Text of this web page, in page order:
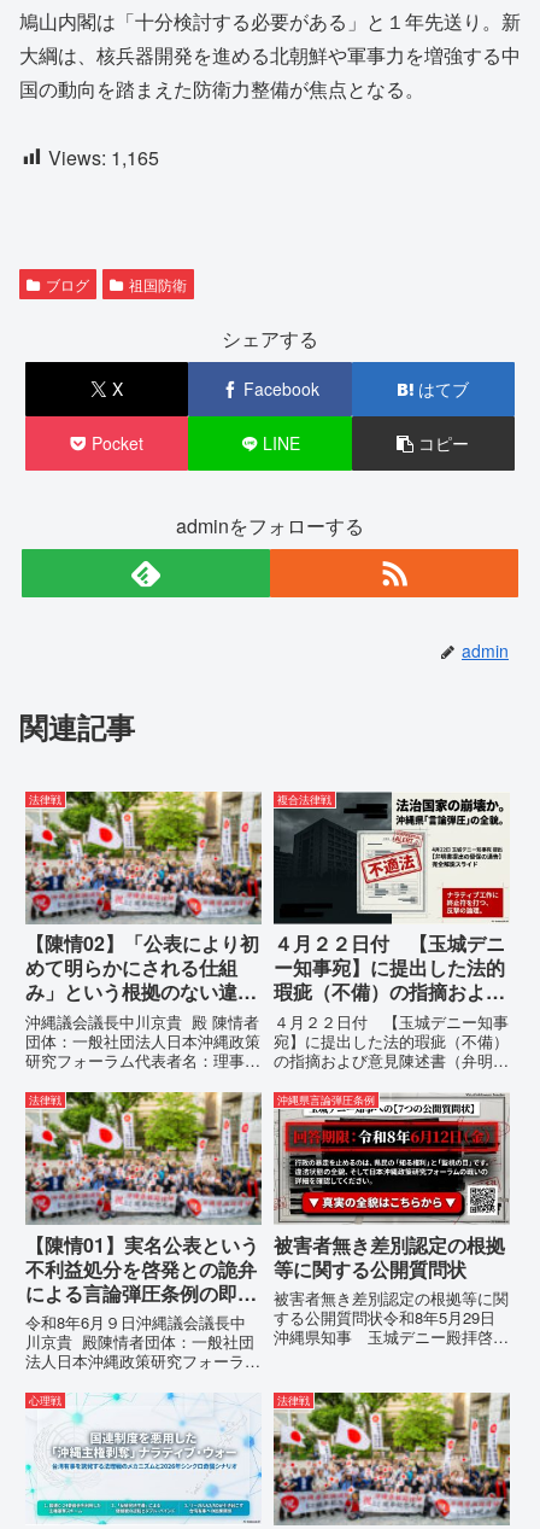
鳩山内閣は「十分検討する必要がある」と１年先送り。新
大綱は、核兵器開発を進める北朝鮮や軍事力を増強する中
国の動向を踏まえた防衛力整備が焦点となる。
Views: 1,165
ブログ 祖国防衛
シェアする
X Facebook はてブ
Pocket LINE コピー
adminをフォローする
admin
関連記事
法律戦
【陳情02】「公表により初
めて明らかにされる仕組
み」という根拠のない違法
運用の指摘と条例運用の停
止を求める陳情書
沖縄議会議長中川京貴 殿 陳情者
団体：一般社団法人日本沖縄政策
研究フォーラム代表者名：理事
市電 話：080- 「公表により初
めて明らかにされる仕組み」とい
う根拠のない違法運用の指摘と条
例運用の停止を求める陳情...
複合法律戦
４月２２日付 【玉城デニ
ー知事宛】に提出した法的
瑕疵（不備）の指摘および
意見陳述書（弁明書）提出
の留保の通告
４月２２日付 【玉城デニー知事
宛】に提出した法的瑕疵（不備）
の指摘および意見陳述書（弁明
に、玉城デニー宛に以下の違法状
態の指摘と意見陳述（弁明）留保
の通告を行いました。沖縄県は、
この時は、違法を認めて軌道修正
す...
法律戦
【陳情01】実名公表という
不利益処分を啓発との詭弁
による言論弾圧条例の即時
運用停止を求める陳情
令和8年6月９日沖縄議会議長中
川京貴 殿陳情者団体：一般社団
法人日本沖縄政策研究フォーラム
所：沖縄県那覇市電 話：
080- 実名公表という不利益処分
を啓発との詭弁による言論弾圧条
例の即時運用停止を求める陳情
1...
沖縄県言論弾圧条例
被害者無き差別認定の根拠
等に関する公開質問状
被害者無き差別認定の根拠等に関
する公開質問状令和8年5月29日
沖縄県知事 玉城デニー殿拝啓貴
ます。私は、適正な意見陳述（弁
明）を行うにあたり、沖縄県行政
手続条例第28条で定められた...
心理戦 法律戦